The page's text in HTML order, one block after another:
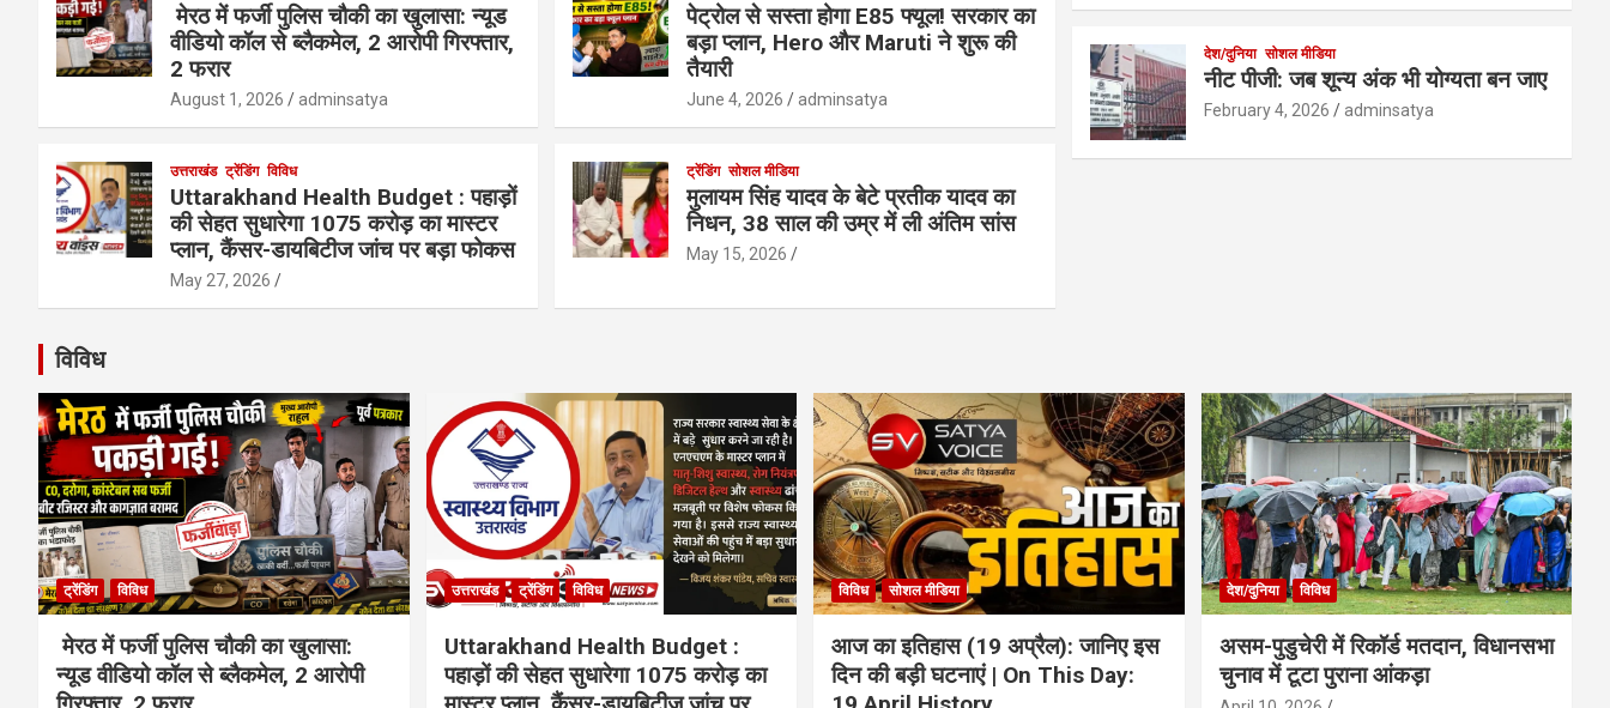
मेरठ में फर्जी पुलिस चौकी का खुलासा: न्यूड
वीडियो कॉल से ब्लैकमेल, 2 आरोपी गिरफ्तार,
2 फरार
August 1, 2026 adminsatya
पेट्रोल से सस्ता होगा E85 फ्यूल! सरकार का
बड़ा प्लान, Hero और Maruti ने शुरू की
तैयारी
June 4, 2026 adminsatya
उत्तराखंड ट्रेंडिंग विविध
Uttarakhand Health Budget : पहाड़ों
की सेहत सुधारेगा 1075 करोड़ का मास्टर
प्लान, कैंसर-डायबिटीज जांच पर बड़ा फोकस
May 27, 2026
ट्रेंडिंग सोशल मीडिया
मुलायम सिंह यादव के बेटे प्रतीक यादव का
निधन, 38 साल की उम्र में ली अंतिम सांस
May 15, 2026
देश/दुनिया सोशल मीडिया
नीट पीजी: जब शून्य अंक भी योग्यता बन जाए
February 4, 2026 adminsatya
विविध
ट्रेंडिंग विविध
मेरठ में फर्जी पुलिस चौकी का खुलासा:
न्यूड वीडियो कॉल से ब्लैकमेल, 2 आरोपी
उत्तराखंड ट्रेंडिंग विविध
Uttarakhand Health Budget :
पहाड़ों की सेहत सुधारेगा 1075 करोड़ का
विविध सोशल मीडिया
आज का इतिहास (19 अप्रैल): जानिए इस
दिन की बड़ी घटनाएं | On This Day:
देश/दुनिया विविध
असम-पुडुचेरी में रिकॉर्ड मतदान, विधानसभा
चुनाव में टूटा पुराना आंकड़ा